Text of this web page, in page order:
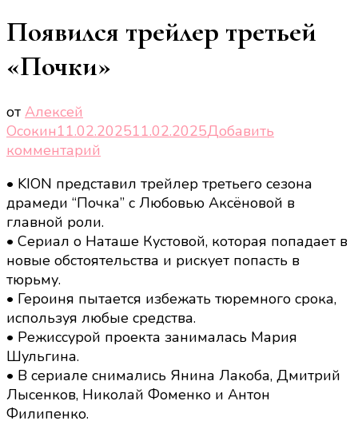
Появился трейлер третьей
«Почки»
от Алексей
Осокин11.02.202511.02.2025Добавить
комментарий
Появился
трейлер
третьей
«Почки»
• KION представил трейлер третьего сезона
драмеди “Почка” с Любовью Аксёновой в
главной роли.
• Сериал о Наташе Кустовой, которая попадает в
новые обстоятельства и рискует попасть в
тюрьму.
• Героиня пытается избежать тюремного срока,
используя любые средства.
• Режиссурой проекта занималась Мария
Шульгина.
• В сериале снимались Янина Лакоба, Дмитрий
Лысенков, Николай Фоменко и Антон
Филипенко.